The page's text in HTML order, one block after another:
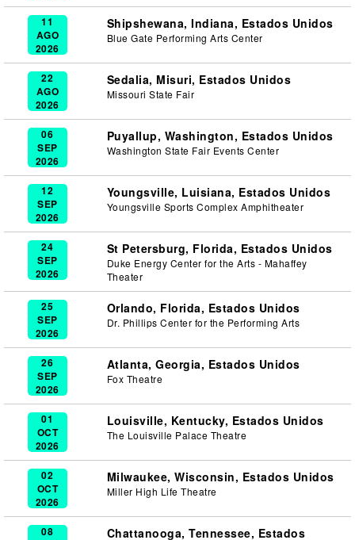
11
AGO
2026
Shipshewana, Indiana, Estados Unidos
Blue Gate Performing Arts Center
22
AGO
2026
Sedalia, Misuri, Estados Unidos
Missouri State Fair
06
SEP
2026
Puyallup, Washington, Estados Unidos
Washington State Fair Events Center
12
SEP
2026
Youngsville, Luisiana, Estados Unidos
Youngsville Sports Complex Amphitheater
24
SEP
2026
St Petersburg, Florida, Estados Unidos
Duke Energy Center for the Arts - Mahaffey
Theater
25
SEP
2026
Orlando, Florida, Estados Unidos
Dr. Phillips Center for the Performing Arts
26
SEP
2026
Atlanta, Georgia, Estados Unidos
Fox Theatre
01
OCT
2026
Louisville, Kentucky, Estados Unidos
The Louisville Palace Theatre
02
OCT
2026
Milwaukee, Wisconsin, Estados Unidos
Miller High Life Theatre
08
Chattanooga, Tennessee, Estados